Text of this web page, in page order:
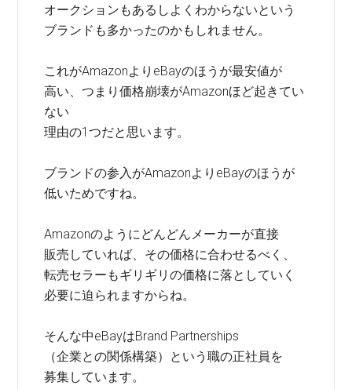
オークションもあるしよくわからないという
ブランドも多かったのかもしれません。
これがAmazonよりeBayのほうが最安値が
高い、つまり価格崩壊がAmazonほど起きてい
ない
理由の1つだと思います。
ブランドの参入がAmazonよりeBayのほうが
低いためですね。
Amazonのようにどんどんメーカーが直接
販売していれば、その価格に合わせるべく、
転売セラーもギリギリの価格に落としていく
必要に迫られますからね。
そんな中eBayはBrand Partnerships
（企業との関係構築）という職の正社員を
募集しています。